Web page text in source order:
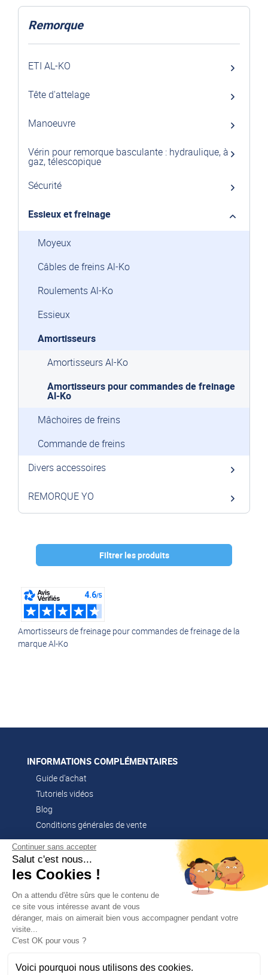
Continuer sans accepter
Salut c'est nous...
les Cookies !
On a attendu d'être sûrs que le contenu de
ce site vous intéresse avant de vous
déranger, mais on aimerait bien vous accompagner pendant votre
visite...
C'est OK pour vous ?
Voici pourquoi nous utilisons des cookies.
Filtrer les produits
AL-KO (18)
Remorque
ETI AL-KO
Tête d'attelage
Manoeuvre
Vérin pour remorque basculante : hydraulique, à
gaz, télescopique
Sécurité
Essieux et freinage
Moyeux
Câbles de freins Al-Ko
Roulements Al-Ko
Essieux
Amortisseurs
Amortisseurs Al-Ko
Amortisseurs pour commandes de freinage
Al-Ko
Mâchoires de freins
Commande de freins
Divers accessoires
REMORQUE YO
Amortisseurs de freinage pour commandes de freinage de la
marque Al-Ko
INFORMATIONS COMPLÉMENTAIRES
Guide d'achat
Tutoriels vidéos
Blog
Conditions générales de vente
CONTACT
02 51 52 26 57
contacts@franssen-loisirs.fr
NOS MARQUES PARTENAIRES
PROFITEZ DE -5 %
vous abonnant à notre newsletter !